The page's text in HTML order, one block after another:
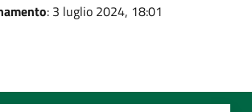
: 3 luglio 2024, 18:01